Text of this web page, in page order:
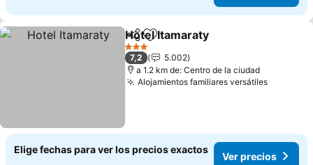
CompartirAgregar a favoritos
Hotel Itamaraty
3 Estrellas
7,2
5.002
a 1.2 km de: Centro de la ciudad
Alojamientos familiares versátiles
Elige fechas para ver los precios exactos
Ver precios